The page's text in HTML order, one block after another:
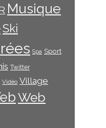
Musique
Ski
Spa Sport
Twitter
Vidéo Village
Web